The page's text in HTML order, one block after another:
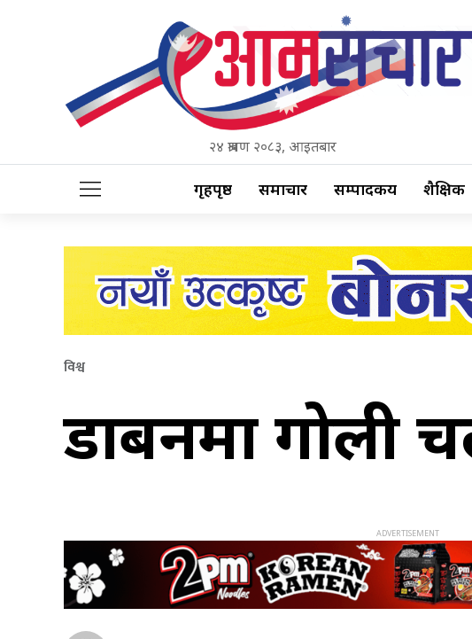
२४ श्रावण २०८३, आइतबार
गृहपृष्ठ समाचार सम्पादकीय शैक्षिक
विश्व
डार्बिनमा